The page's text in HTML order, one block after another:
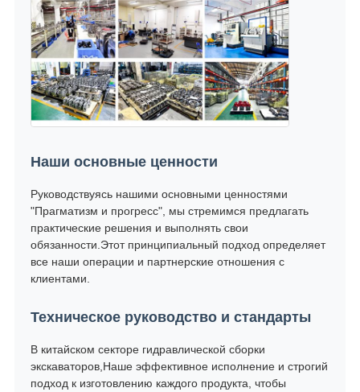
Наши основные ценности
Руководствуясь нашими основными ценностями
"Прагматизм и прогресс", мы стремимся предлагать
практические решения и выполнять свои
обязанности.Этот принципиальный подход определяет
все наши операции и партнерские отношения с
клиентами.
Техническое руководство и стандарты
В китайском секторе гидравлической сборки
экскаваторов,Наше эффективное исполнение и строгий
подход к изготовлению каждого продукта, чтобы